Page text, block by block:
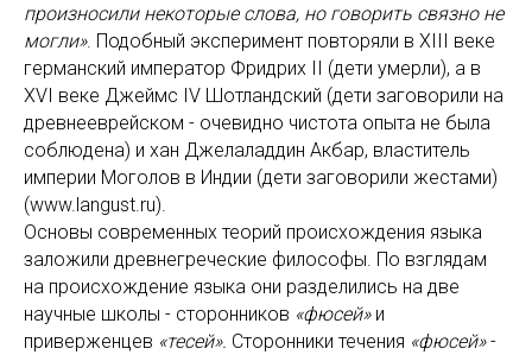
произносили некоторые слова, но говорить связно не
могли». Подобный эксперимент повторяли в XIII веке
германский император Фридрих II (дети умерли), а в
XVI веке Джеймс IV Шотландский (дети заговорили на
древнееврейском - очевидно чистота опыта не была
соблюдена) и хан Джелаладдин Акбар, властитель
империи Моголов в Индии (дети заговорили жестами)
(www.langust.ru).
Основы современных теорий происхождения языка
заложили древнегреческие философы. По взглядам
на происхождение языка они разделились на две
научные школы - сторонников «фюсей»и
приверженцев «тесей». Сторонники течения «фюсей»-